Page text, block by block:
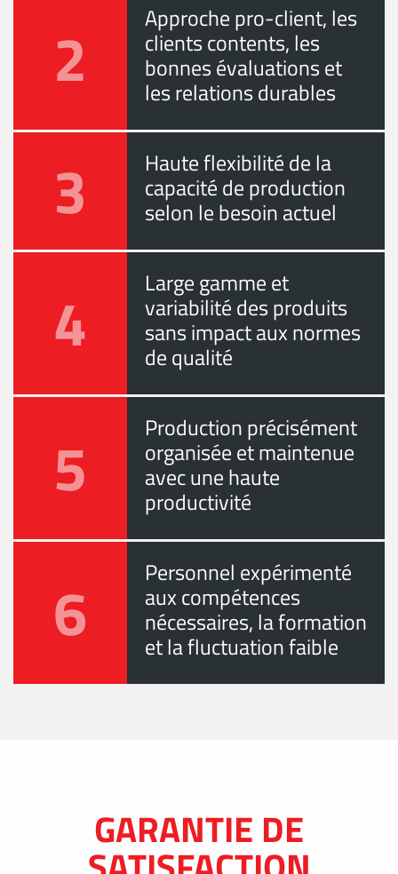
2 Approche pro-client, les
clients contents, les
bonnes évaluations et
les relations durables
3 Haute flexibilité de la
capacité de production
selon le besoin actuel
4 Large gamme et
variabilité des produits
sans impact aux normes
de qualité
5 Production précisément
organisée et maintenue
avec une haute
productivité
6 Personnel expérimenté
aux compétences
nécessaires, la formation
et la fluctuation faible
GARANTIE DE